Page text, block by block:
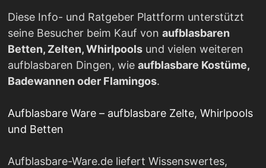
Diese Info- und Ratgeber Plattform unterstützt
seine Besucher beim Kauf von aufblasbaren
Betten, Zelten, Whirlpoolsund vielen weiteren
aufblasbaren Dingen, wie aufblasbare Kostüme,
Badewannen oder Flamingos.
Aufblasbare Ware – aufblasbare Zelte, Whirlpools
und Betten
Aufblasbare-Ware.de liefert Wissenswertes,